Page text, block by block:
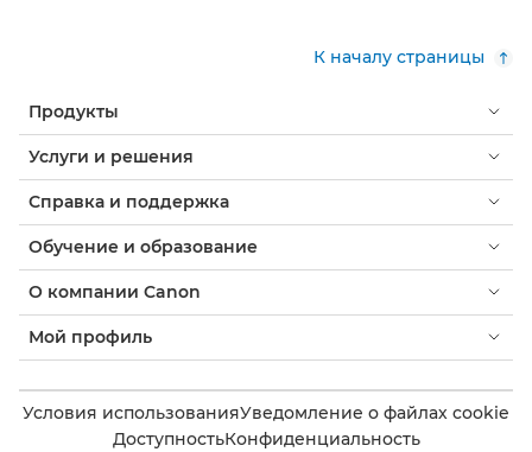
К началу страницы
Продукты
Услуги и решения
Справка и поддержка
Обучение и образование
О компании Canon
Мой профиль
Условия использованияУведомление о файлах cookie
ДоступностьКонфиденциальность